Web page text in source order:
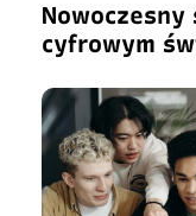
cyfrowym